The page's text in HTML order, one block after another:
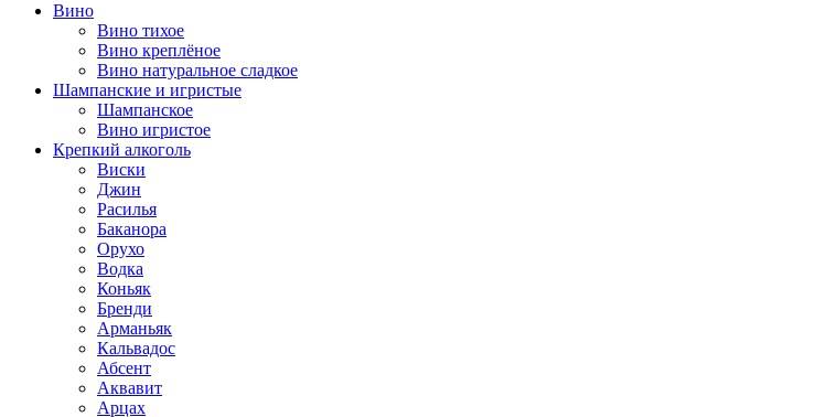
Вино
Вино тихое
Вино креплёное
Вино натуральное сладкое
Шампанские и игристые
Шампанское
Вино игристое
Крепкий алкоголь
Виски
Джин
Расилья
Баканора
Орухо
Водка
Коньяк
Бренди
Арманьяк
Кальвадос
Абсент
Аквавит
Арцах